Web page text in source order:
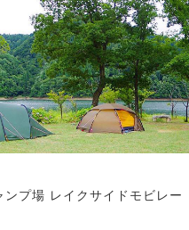
ンプ場 レイクサイドモビレー